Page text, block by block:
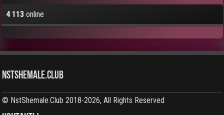
4 113 online
NstShemale.Club
© NstShemale.Club 2018-2026, All Rights Reserved